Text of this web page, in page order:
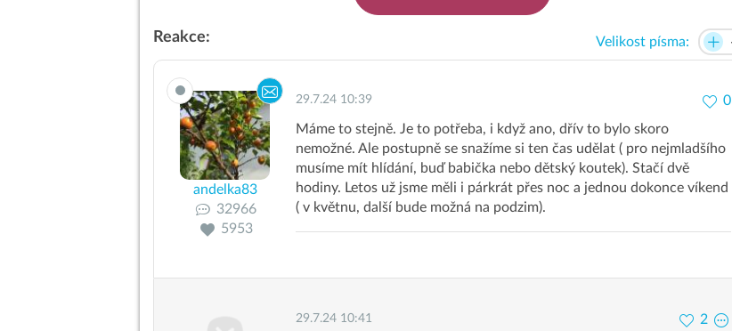
Reakce: Velikost písma:
andelka83
32966
5953
29.7.24 10:39
0
Máme to stejně. Je to potřeba, i když ano, dřív to bylo skoro
nemožné. Ale postupně se snažíme si ten čas udělat ( pro nejmladšího
musíme mít hlídání, buď babička nebo dětský koutek). Stačí dvě
hodiny. Letos už jsme měli i párkrát přes noc a jednou dokonce víkend
( v květnu, další bude možná na podzim).
29.7.24 10:41
2